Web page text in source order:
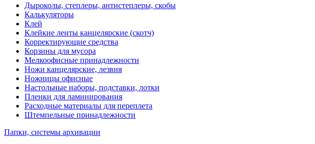
Дыроколы, степлеры, антистеплеры, скобы
Калькуляторы
Клей
Клейкие ленты канцелярские (скотч)
Корректирующие средства
Корзины для мусора
Мелкоофисные принадлежности
Ножи канцелярские, лезвия
Ножницы офисные
Настольные наборы, подставки, лотки
Пленки для ламинирования
Расходные материалы для переплета
Штемпельные принадлежности
Папки, системы архивации